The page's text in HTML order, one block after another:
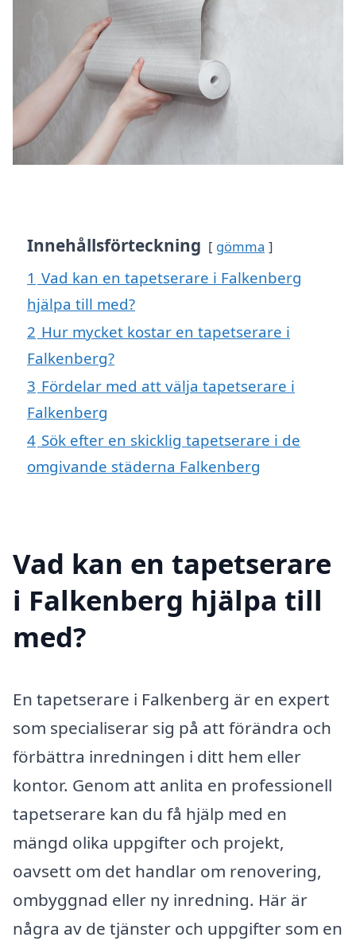
Innehållsförteckning gömma
1 Vad kan en tapetserare i Falkenberg
hjälpa till med?
2 Hur mycket kostar en tapetserare i
Falkenberg?
3 Fördelar med att välja tapetserare i
Falkenberg
4 Sök efter en skicklig tapetserare i de
omgivande städerna Falkenberg
Vad kan en tapetserare
i Falkenberg hjälpa till
med?
En tapetserare i Falkenberg är en expert
som specialiserar sig på att förändra och
förbättra inredningen i ditt hem eller
kontor. Genom att anlita en professionell
tapetserare kan du få hjälp med en
mängd olika uppgifter och projekt,
oavsett om det handlar om renovering,
ombyggnad eller ny inredning. Här är
några av de tjänster och uppgifter som en